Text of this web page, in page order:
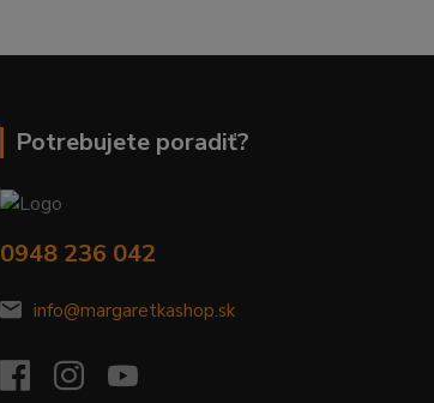
Potrebujete poradiť?
0948 236 042
info@margaretkashop.sk